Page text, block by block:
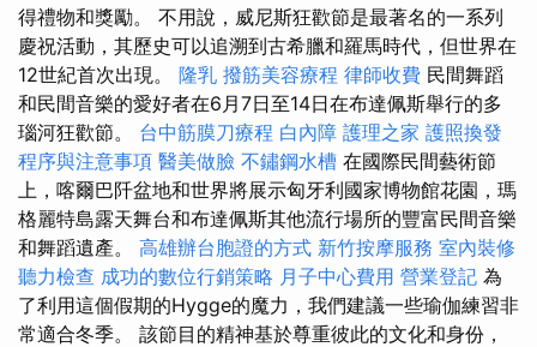
得禮物和獎勵。 不用說，威尼斯狂歡節是最著名的一系列
慶祝活動，其歷史可以追溯到古希臘和羅馬時代，但世界在
12世紀首次出現。 隆乳 撥筋美容療程 律師收費 民間舞蹈
和民間音樂的愛好者在6月7日至14日在布達佩斯舉行的多
瑙河狂歡節。 台中筋膜刀療程 白內障 護理之家 護照換發
程序與注意事項 醫美做臉 不鏽鋼水槽 在國際民間藝術節
上，喀爾巴阡盆地和世界將展示匈牙利國家博物館花園，瑪
格麗特島露天舞台和布達佩斯其他流行場所的豐富民間音樂
和舞蹈遺產。 高雄辦台胞證的方式 新竹按摩服務 室內裝修
聽力檢查 成功的數位行銷策略 月子中心費用 營業登記 為
了利用這個假期的Hygge的魔力，我們建議一些瑜伽練習非
常適合冬季。 該節目的精神基於尊重彼此的文化和身份，